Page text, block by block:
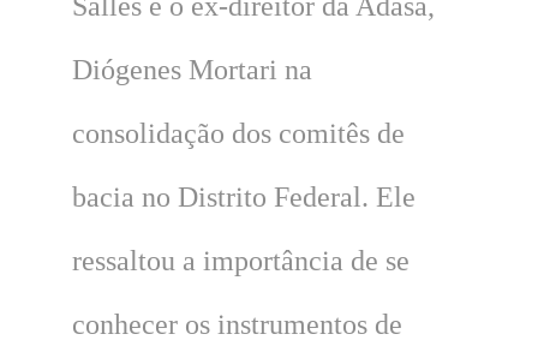
Diógenes Mortari na
consolidação dos comitês de
bacia no Distrito Federal. Ele
ressaltou a importância de se
conhecer os instrumentos de